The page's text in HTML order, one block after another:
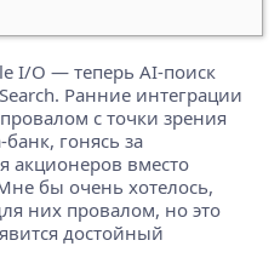
I/O — теперь AI-поиск
Ранние интеграции
с точки зрения
гонясь за
акционеров вместо
бы очень хотелось,
них провалом, но это
достойный